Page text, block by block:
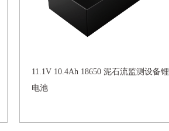
11.1V 10.4Ah 18650 泥石流监测设备锂
电池